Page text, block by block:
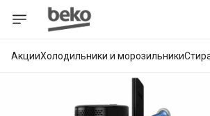
АкцииХолодильники и морозильники